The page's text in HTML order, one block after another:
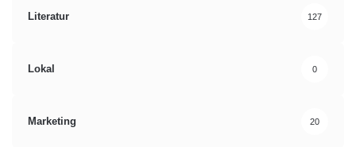
Literatur 127
Lokal 0
Marketing 20